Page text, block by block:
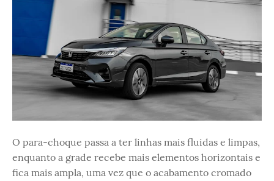
O para-choque passa a ter linhas mais fluidas e limpas,
enquanto a grade recebe mais elementos horizontais e
fica mais ampla, uma vez que o acabamento cromado